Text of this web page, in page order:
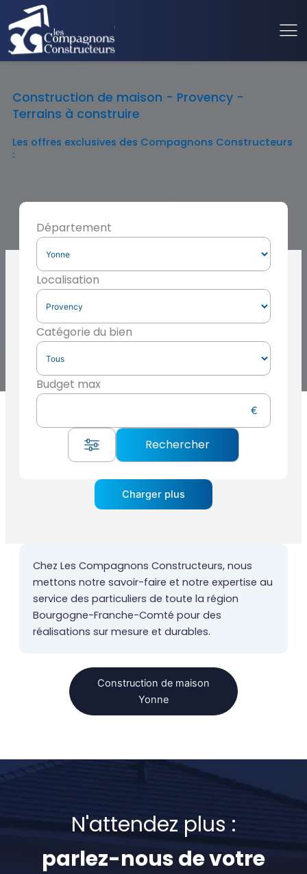
Construction de maison - Provency -
Terrains à construire
Les offres exclusives des Compagnons Constructeurs
:
Département
Localisation
Catégorie du bien
Budget max
Charger plus
Chez Les Compagnons Constructeurs, nous
mettons notre savoir-faire et notre expertise au
service des particuliers de toute la région
Bourgogne-Franche-Comté pour des
réalisations sur mesure et durables.
Construction de maison
Yonne
N'attendez plus :
parlez-nous de votre